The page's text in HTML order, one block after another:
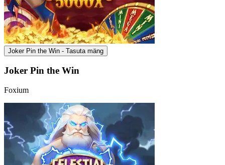
Joker Pin the Win - Tasuta mäng
Joker Pin the Win
Foxium